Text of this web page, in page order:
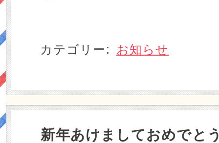
カテゴリー: お知らせ
新年あけましておめでと